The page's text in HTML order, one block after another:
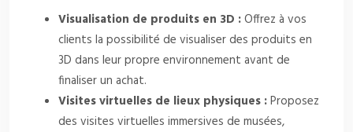
Visualisation de produits en 3D :Offrez à vos
clients la possibilité de visualiser des produits en
3D dans leur propre environnement avant de
finaliser un achat.
Visites virtuelles de lieux physiques :Proposez
des visites virtuelles immersives de musées,